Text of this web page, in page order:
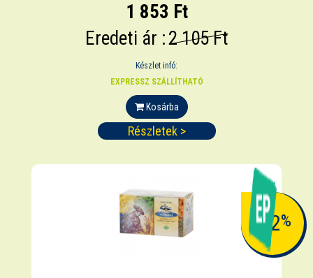
1 853 Ft
Eredeti ár :2 105 Ft
Készlet infó:
EXPRESSZ SZÁLLÍTHATÓ
Kosárba
Részletek >
-12%